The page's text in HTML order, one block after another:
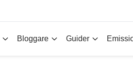
Bloggare Guider